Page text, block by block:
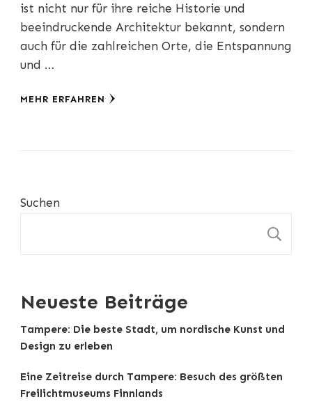
ist nicht nur für ihre reiche Historie und
beeindruckende Architektur bekannt, sondern
auch für die zahlreichen Orte, die Entspannung
und …
MEHR ERFAHREN
Suchen
Neueste Beiträge
Tampere: Die beste Stadt, um nordische Kunst und
Design zu erleben
Eine Zeitreise durch Tampere: Besuch des größten
Freilichtmuseums Finnlands